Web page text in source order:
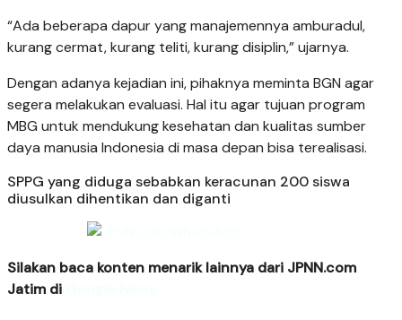
“Ada beberapa dapur yang manajemennya amburadul,
kurang cermat, kurang teliti, kurang disiplin,” ujarnya.
Dengan adanya kejadian ini, pihaknya meminta BGN agar
segera melakukan evaluasi. Hal itu agar tujuan program
MBG untuk mendukung kesehatan dan kualitas sumber
daya manusia Indonesia di masa depan bisa terealisasi.
SPPG yang diduga sebabkan keracunan 200 siswa
diusulkan dihentikan dan diganti
Silakan baca konten menarik lainnya dari JPNN.com
Jatim di